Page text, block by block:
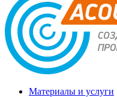
Материалы и услуги